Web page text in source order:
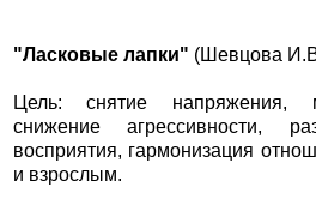
"Ласковые лапки" (Шевцова
Цель: снятие напряжения,
снижение агрессивности,
восприятия, гармонизация
и взрослым.